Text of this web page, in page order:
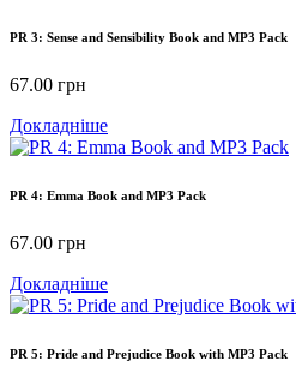
PR 3: Sense and Sensibility Book and MP3 Pack
67.00 грн
Докладніше
PR 4: Emma Book and MP3 Pack
67.00 грн
Докладніше
PR 5: Pride and Prejudice Book with MP3 Pack